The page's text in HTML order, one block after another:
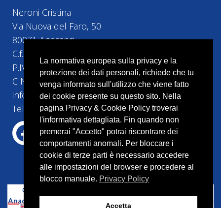
Neroni Cristina
Via Nuova del Faro, 50
80071 Anacapri
C.f. NRNCST74H5H5010
P.IVA 10493161219
CIN IT063004B42HRGVIGV
info@bebvillacristina.it
Tel:+39 328 4524 258
Copyright © 2023 –
Anacapri
La normativa europea sulla privacy e la
protezione dei dati personali, richiede che tu
venga informato sull'utilizzo che viene fatto
dei cookie presente su questo sito. Nella
pagina Privacy & Cookie Policy troverai
l'informativa dettagliata. Fin quando non
premerai "Accetto" potrai riscontrare dei
comportamenti anomali. Per bloccare i
cookie di terze parti è necessario accedere
alle impostazioni del browser e procedere al
blocco manuale. Privacy Policy
Accetta